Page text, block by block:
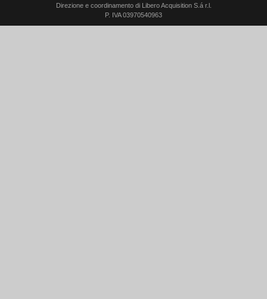
Direzione e coordinamento di Libero Acquisition S.á r.l.
P. IVA 03970540963